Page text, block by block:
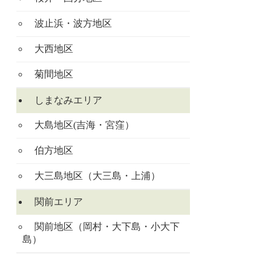
波止浜・波方地区
大西地区
菊間地区
しまなみエリア
大島地区(吉海・宮窪）
伯方地区
大三島地区（大三島・上浦）
関前エリア
関前地区（岡村・大下島・小大下
島）